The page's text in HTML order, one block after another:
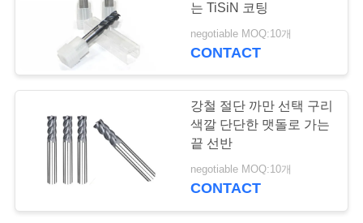
T 구멍 끝 선반
는 TiSiN 코팅
negotiable MOQ:10개
CONTACT
강철 절단 까만 선택 구리
색깔 단단한 맷돌로 가는
끝 선반
negotiable MOQ:10개
CONTACT